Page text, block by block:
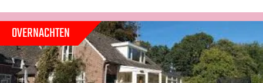
h
i
s
OVERNACHTEN